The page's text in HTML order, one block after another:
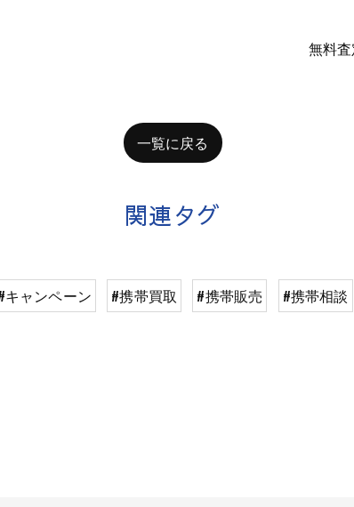
無料
一覧に戻る
関連タグ
キャンペーン #携帯買取 #携帯販売 #携帯相談